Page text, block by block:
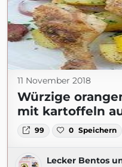
11 November 2018
Würzige
mit kartoffeln
99 0 Speichern
Lecker Bentos